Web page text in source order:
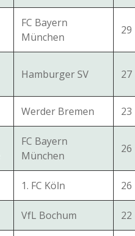
FC Bayern
München
29
Hamburger SV 27
Werder Bremen 23
FC Bayern
München
26
1. FC Köln 26
VfL Bochum 22